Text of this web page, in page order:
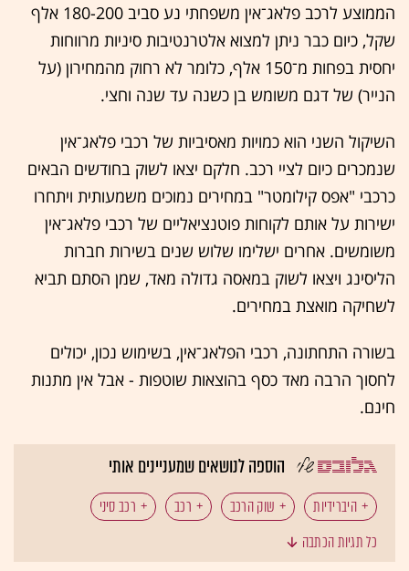
הממוצע לרכב פלאג־אין משפחתי נע סביב 180-200 אלף
שקל, כיום כבר ניתן למצוא אלטרנטיבות סיניות מרווחות
יחסית בפחות מ־150 אלף, כלומר לא רחוק מהמחירון (על
הנייר) של דגם משומש בן כשנה עד שנה וחצי.
השיקול השני הוא כמויות מאסיביות של רכבי פלאג־אין
שנמכרים כיום לציי רכב. חלקם יצאו לשוק בחודשים הבאים
כרכבי "אפס קילומטר" במחירים נמוכים משמעותית ויתחרו
ישירות על אותם לקוחות פוטנציאליים של רכבי פלאג־אין
משומשים. אחרים ישלימו שלוש שנים בשירות חברות
הליסינג ויצאו לשוק במאסה גדולה מאד, שמן הסתם תביא
לשחיקה מואצת במחירים.
בשורה התחתונה, רכבי הפלאג־אין, בשימוש נכון, יכולים
לחסוך הרבה מאד כסף בהוצאות שוטפות - אבל אין מתנות
חינם.
הוספה לנושאים שמעניינים אותי
היברידיות שוק הרכב רכב רכב סיני
כל תגיות הכתבה